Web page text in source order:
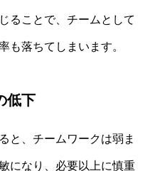
ることで、チームとして
も落ちてしまいます。
低下
と、チームワークは弱ま
になり、必要以上に慎重